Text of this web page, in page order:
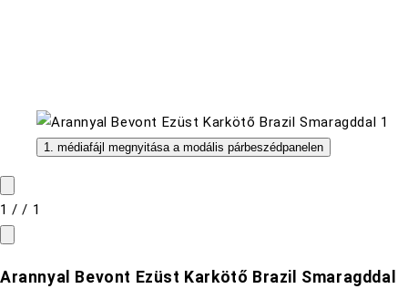
1. médiafájl megnyitása a modális párbeszédpanelen
1 // 1
Arannyal Bevont Ezüst Karkötő Brazil Smaragddal